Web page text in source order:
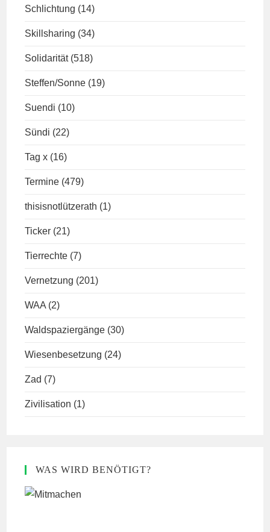
Schlichtung (14)
Skillsharing (34)
Solidarität (518)
Steffen/Sonne (19)
Suendi (10)
Sündi (22)
Tag x (16)
Termine (479)
thisisnotlützerath (1)
Ticker (21)
Tierrechte (7)
Vernetzung (201)
WAA (2)
Waldspaziergänge (30)
Wiesenbesetzung (24)
Zad (7)
Zivilisation (1)
WAS WIRD BENÖTIGT?